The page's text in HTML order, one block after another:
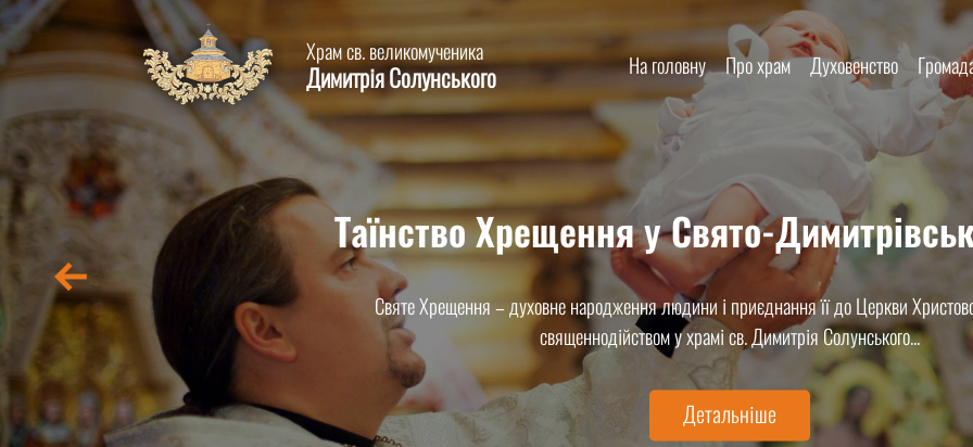
Храм св. великомученика
Димитрія Солунського На головну Про храм Духовенство
Таїнство Хрещення у Свято-
Святе Хрещення – духовне народження людини і приєднання її до Церкви
священнодійством у храмі св. Димитрія Солунського...
Детальніше
Таїнство Вінчання у Свято-
Громада храму св. Димитрія Солунського радо запрошує молодят об’єднатися
ціле...
Детальніше